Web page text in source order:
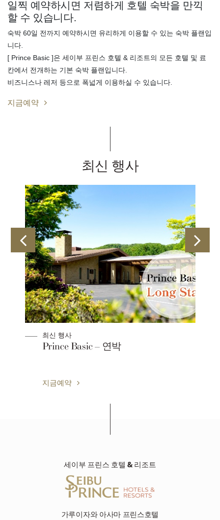
일찍 예약하시면 저렴하게 호텔 숙박을 만끽
할 수 있습니다.
숙박 60일 전까지 예약하시면 유리하게 이용할 수 있는 숙박 플랜입
니다.
[ Prince Basic ]은 세이부 프린스 호텔 & 리조트의 모든 호텔 및 료
칸에서 전개하는 기본 숙박 플랜입니다.
비즈니스나 레저 등으로 폭넓게 이용하실 수 있습니다.
지금예약
최신 행사
최신 행사
Prince Basic – 연박
지금예약
세이부 프린스 호텔 & 리조트
가루이자와 아사마 프린스호텔